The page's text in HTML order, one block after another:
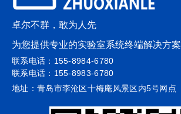
卓尔不群，敢为人先
为您提供专业的实验室系统终端解决方案
联系电话：155-8984-6780
联系电话：155-8983-6780
地址：青岛市李沧区十梅庵风景区内5号网点